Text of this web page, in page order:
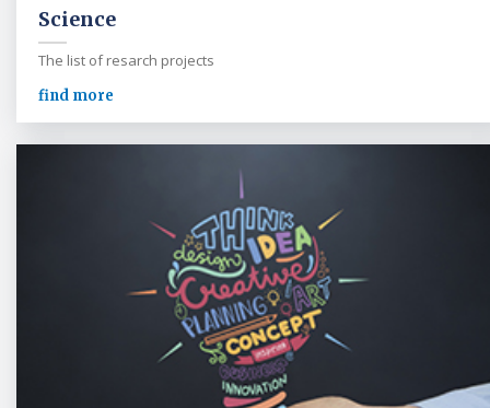
Science
The list of resarch projects
find more